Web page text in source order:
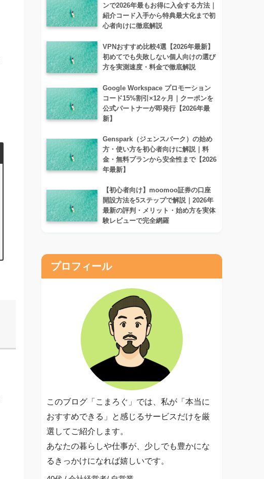
ンで2026年最もお得に入会する方法｜
紹介コード入手から特典最大化まで初
心者向けに徹底解説
VPNおすすめ比較4選【2026年最新】
初めてでも失敗しない個人向けの選び
方を実測速度・料金で徹底解説
Google Workspace プロモーション
コード15%割引×12ヶ月｜クーポンを
公式パートナーが即発行【2026年最
新】
Genspark（ジェンスパーク）の始め
方・使い方を初心者向けに解説｜料
金・無料プランから安全性まで【2026
年最新】
【初心者向け】moomoo証券の口座
開設方法を5ステップで解説｜2026年
最新の評判・メリット・始め方を実体
験レビューで完全網羅
プロフィール
このブログ「こまろぐ」では、私が「本当に
おすすめできる」と感じるサービスだけを厳
選してご紹介します。
あなたの暮らしや仕事が、少しでも豊かにな
るきっかけになれば嬉しいです。